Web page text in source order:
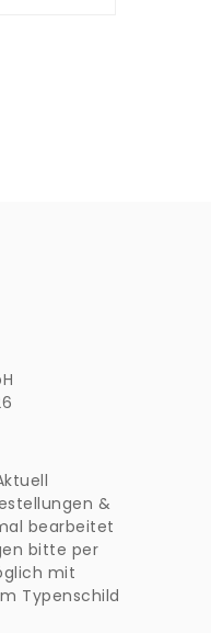
&
bearbeitet
bitte per
mit
Typenschild